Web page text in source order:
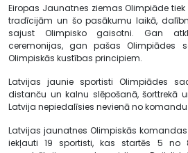
Eiropas Jaunatnes ziemas Olimpiāde
tradīcijām un šo pasākumu laikā,
sajust Olimpisko gaisotni. Gan
ceremonijas, gan pašas Olimpiādes
Olimpiskās kustības principiem.
Latvijas jaunie sportisti Olimpiādes
distanču un kalnu slēpošanā, šorttrekā
Latvija nepiedalīsies nevienā no
Latvijas jaunatnes Olimpiskās komandas
iekļauti 19 sportisti, kas startēs 5 no